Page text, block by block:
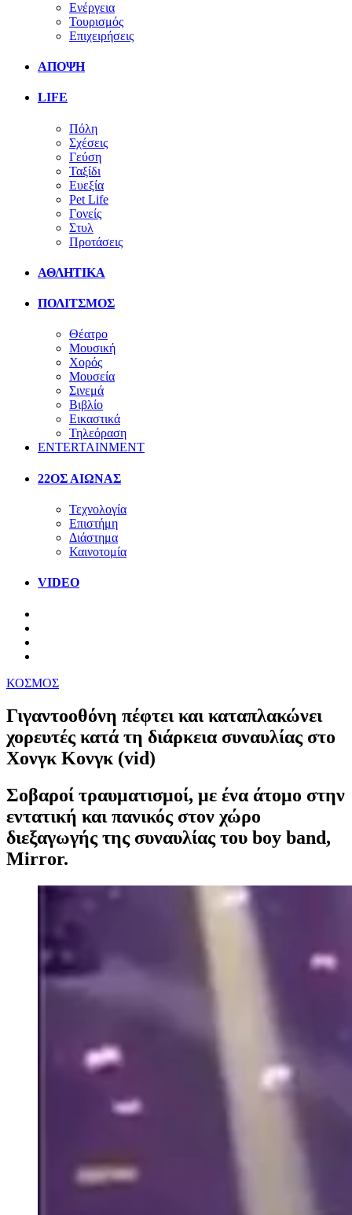
Ενέργεια
Τουρισμός
Επιχειρήσεις
ΑΠΟΨΗ
LIFE
Πόλη
Σχέσεις
Γεύση
Ταξίδι
Ευεξία
Pet Life
Γονείς
Στυλ
Προτάσεις
ΑΘΛΗΤΙΚΑ
ΠΟΛΙΤΣΜΟΣ
Θέατρο
Μουσική
Χορός
Μουσεία
Σινεμά
Βιβλίο
Εικαστικά
Τηλεόραση
ENTERTAINMENT
22ΟΣ ΑΙΩΝΑΣ
Τεχνολογία
Επιστήμη
Διάστημα
Καινοτομία
VIDEO
ΚΟΣΜΟΣ
Γιγαντοοθόνη πέφτει και καταπλακώνει
χορευτές κατά τη διάρκεια συναυλίας στο
Χονγκ Κονγκ (vid)
Σοβαροί τραυματισμοί, με ένα άτομο στην
εντατική και πανικός στον χώρο
διεξαγωγής της συναυλίας του boy band,
Mirror.